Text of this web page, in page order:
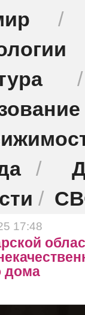
/
/
17:48
дома